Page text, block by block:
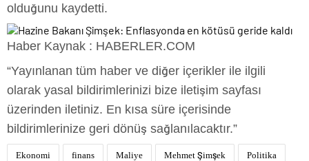
olduğunu kaydetti.
Haber Kaynak : HABERLER.COM
“Yayınlanan tüm haber ve diğer içerikler ile ilgili
olarak yasal bildirimlerinizi bize iletişim sayfası
üzerinden iletiniz. En kısa süre içerisinde
bildirimlerinize geri dönüş sağlanılacaktır.”
Ekonomi finans Maliye Mehmet Şimşek Politika